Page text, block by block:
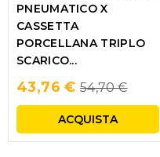
PNEUMATICO X
CASSETTA
PORCELLANA TRIPLO
SCARICO...
43,76 € Regular
price
54,70 €
ACQUISTA